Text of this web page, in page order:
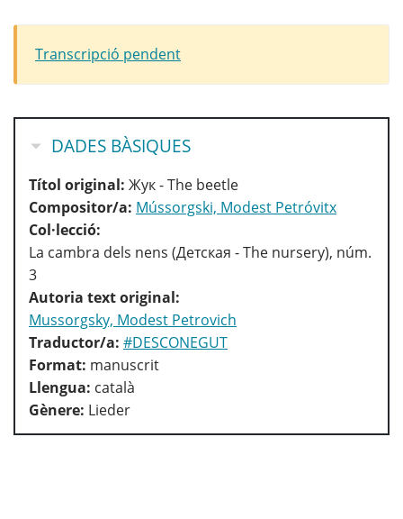
Transcripció pendent
HIDE
DADES BÀSIQUES
Títol original: Жук - The beetle
Compositor/a: Mússorgski, Modest Petróvitx
Col·lecció:
La cambra dels nens (Детская - The nursery), núm.
3
Autoria text original:
Mussorgsky, Modest Petrovich
Traductor/a: #DESCONEGUT
Format: manuscrit
Llengua: català
Gènere: Lieder